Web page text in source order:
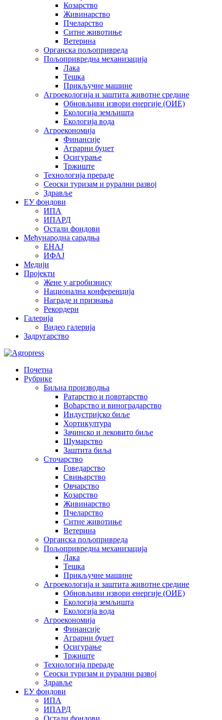
Козарство
Живинарство
Пчеларство
Ситне животиње
Ветерина
Органска пољопривреда
Пољопривредна механизација
Лака
Тешка
Прикључне машине
Агроекологија и заштита животне средине
Обновљиви извори енергије (ОИЕ)
Екологија земљишта
Екологија вода
Агроекономија
Финансије
Аграрни буџет
Осигурање
Тржиште
Технологија прераде
Сеоски туризам и рурални развој
Здравље
ЕУ фондови
ИПА
ИПАРД
Остали фондови
Међународна сарадња
ЕНАЈ
ИФАЈ
Медији
Пројекти
Жене у агробизнису
Национална конференција
Награде и признања
Рекордери
Галерија
Видео галерија
Задругарство
Почетна
Рубрике
Биљна производња
Ратарство и повртарство
Воћарство и виноградарство
Индустријско биље
Хортикултура
Зачинско и лековито биље
Шумарство
Заштита биља
Сточарство
Говедарство
Свињарство
Овчарство
Козарство
Живинарство
Пчеларство
Ситне животиње
Ветерина
Органска пољопривреда
Пољопривредна механизација
Лака
Тешка
Прикључне машине
Агроекологија и заштита животне средине
Обновљиви извори енергије (ОИЕ)
Екологија земљишта
Екологија вода
Агроекономија
Финансије
Аграрни буџет
Осигурање
Тржиште
Технологија прераде
Сеоски туризам и рурални развој
Здравље
ЕУ фондови
ИПА
ИПАРД
Остали фондови